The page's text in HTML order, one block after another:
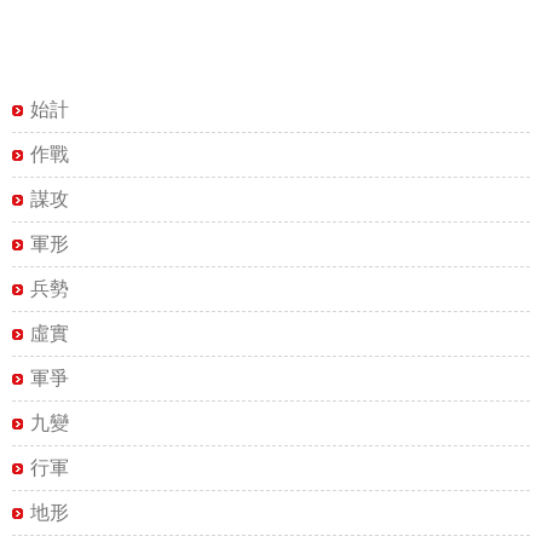
始計
作戰
謀攻
軍形
兵勢
虛實
軍爭
九變
行軍
地形